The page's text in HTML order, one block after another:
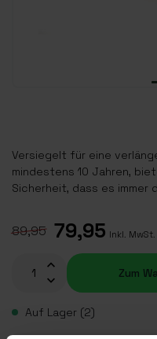
Versiegelt für eine
mindestens 10 Jahren,
Sicherheit, dass es immer
89,95 79,95 Inkl. MwSt.
Zum
Auf Lager (2)